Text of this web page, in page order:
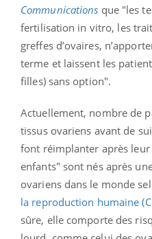
Communications que "les
fertilisation in vitro, les
greffes d’ovaires,
terme et laissent les
filles) sans option".
Actuellement, nombre de
tissus ovariens avant de
font réimplanter après
enfants" sont nés après
ovariens dans le monde
la reproduction humaine
sûre, elle comporte des